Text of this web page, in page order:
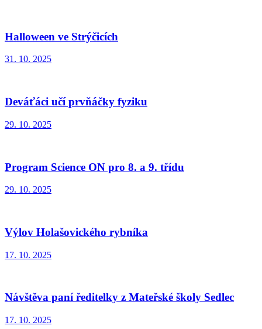
Halloween ve Strýčicích
31. 10. 2025
Deváťáci učí prvňáčky fyziku
29. 10. 2025
Program Science ON pro 8. a 9. třídu
29. 10. 2025
Výlov Holašovického rybníka
17. 10. 2025
Návštěva paní ředitelky z Mateřské školy Sedlec
17. 10. 2025